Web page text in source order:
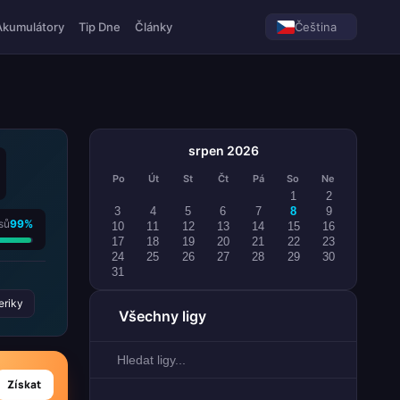
Tip Dne Články Čeština
99%
Získat
srpen 2026
Po Út St Čt Pá So Ne
1
2
3
4 5 6 7 8
9
10
11 12 13 14 15
16
17
18 19 20 21 22
23
24
25 26 27 28 29
30
31
Všechny ligy